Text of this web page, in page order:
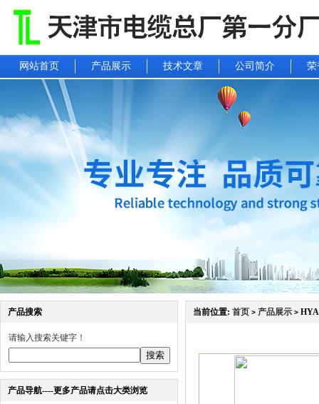
网站首页 产品展示 技术文章 公司简介 荣
产品搜索
请输入搜索关键字！
产品导航----更多产品请点击大类浏览
当前位置: 首页 > 产品展示 >